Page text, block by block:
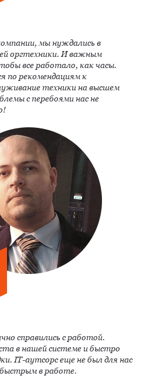
мы нуждались в
оргтехники. И важным
все работало, как часы.
по рекомендациям к
техники на высшем
с перебоями нас не
справились с работой.
в нашей системе и быстро
IT-аутсорс еще не был для нас
в работе.